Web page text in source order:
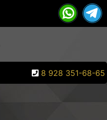
8 928 351-68-65